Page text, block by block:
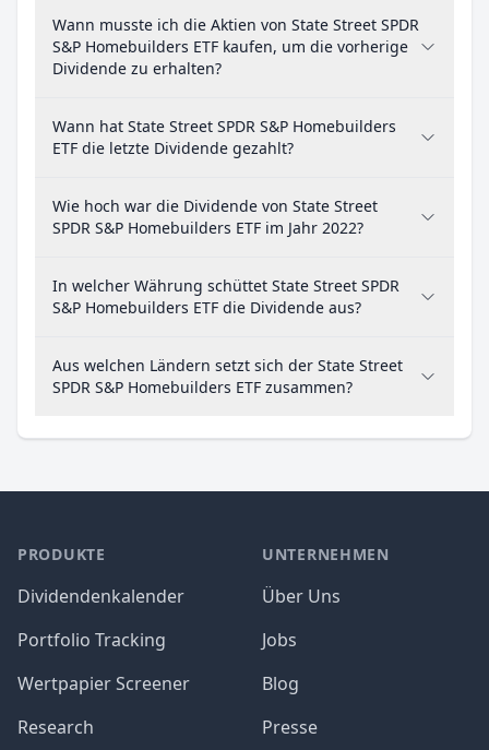
Wann musste ich die Aktien von State Street SPDR
S&P Homebuilders ETF kaufen, um die vorherige
Dividende zu erhalten?
Wann hat State Street SPDR S&P Homebuilders
ETF die letzte Dividende gezahlt?
Wie hoch war die Dividende von State Street
SPDR S&P Homebuilders ETF im Jahr 2022?
In welcher Währung schüttet State Street SPDR
S&P Homebuilders ETF die Dividende aus?
Aus welchen Ländern setzt sich der State Street
SPDR S&P Homebuilders ETF zusammen?
PRODUKTE
Dividendenkalender
Portfolio Tracking
Wertpapier Screener
Research
UNTERNEHMEN
Über Uns
Jobs
Blog
Presse